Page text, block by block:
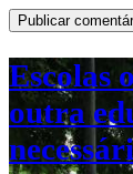
Escolas
outra